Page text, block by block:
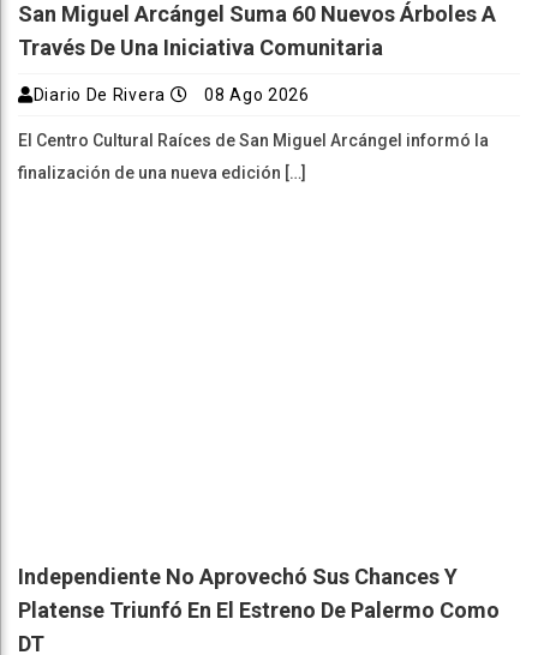
San Miguel Arcángel Suma 60 Nuevos Árboles A
Través De Una Iniciativa Comunitaria
Diario De Rivera 08 Ago 2026
El Centro Cultural Raíces de San Miguel Arcángel informó la
finalización de una nueva edición […]
Independiente No Aprovechó Sus Chances Y
Platense Triunfó En El Estreno De Palermo Como
DT